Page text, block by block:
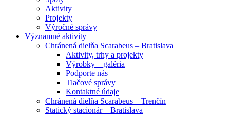
Aktivity
Projekty
Výročné správy
Významné aktivity
Chránená dielňa Scarabeus – Bratislava
Aktivity, trhy a projekty
Výrobky – galéria
Podporte nás
Tlačové správy
Kontaktné údaje
Chránená dielňa Scarabeus – Trenčín
Statický stacionár – Bratislava